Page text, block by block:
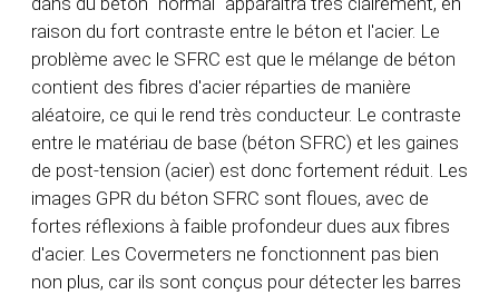
raison du fort contraste entre le béton et l'acier. Le
problème avec le SFRC est que le mélange de béton
contient des fibres d'acier réparties de manière
aléatoire, ce qui le rend très conducteur. Le contraste
entre le matériau de base (béton SFRC) et les gaines
de post-tension (acier) est donc fortement réduit. Les
images GPR du béton SFRC sont floues, avec de
fortes réflexions à faible profondeur dues aux fibres
d'acier. Les Covermeters ne fonctionnent pas bien
non plus, car ils sont conçus pour détecter les barres